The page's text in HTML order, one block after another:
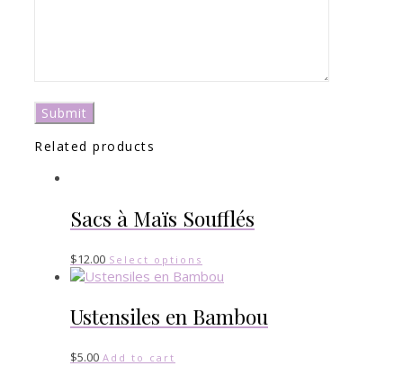
Related products
Sacs à Maïs Soufflés
$12.00 Select options
Ustensiles en Bambou
$5.00 Add to cart